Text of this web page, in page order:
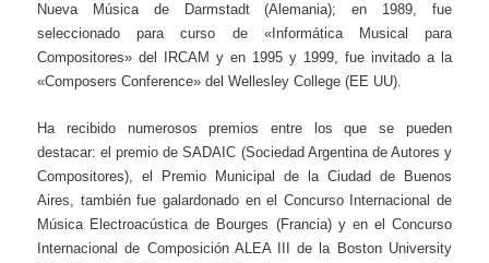
Nueva Música de Darmstadt (Alemania); en 1989, fue
seleccionado para curso de «Informática Musical para
Compositores» del IRCAM y en 1995 y 1999, fue invitado a la
«Composers Conference» del Wellesley College (EE UU).
Ha recibido numerosos premios entre los que se pueden
destacar: el premio de SADAIC (Sociedad Argentina de Autores y
Compositores), el Premio Municipal de la Ciudad de Buenos
Aires, también fue galardonado en el Concurso Internacional de
Música Electroacústica de Bourges (Francia) y en el Concurso
Internacional de Composición ALEA III de la Boston University